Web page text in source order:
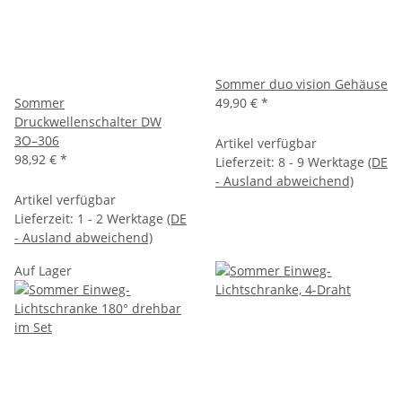
Sommer
Druckwellenschalter DW
3O–306
98,92 € *
Artikel verfügbar
Lieferzeit: 1 - 2 Werktage (DE
- Ausland abweichend)
Sommer duo vision Gehäuse
49,90 € *
Artikel verfügbar
Lieferzeit: 8 - 9 Werktage (DE
- Ausland abweichend)
Auf Lager